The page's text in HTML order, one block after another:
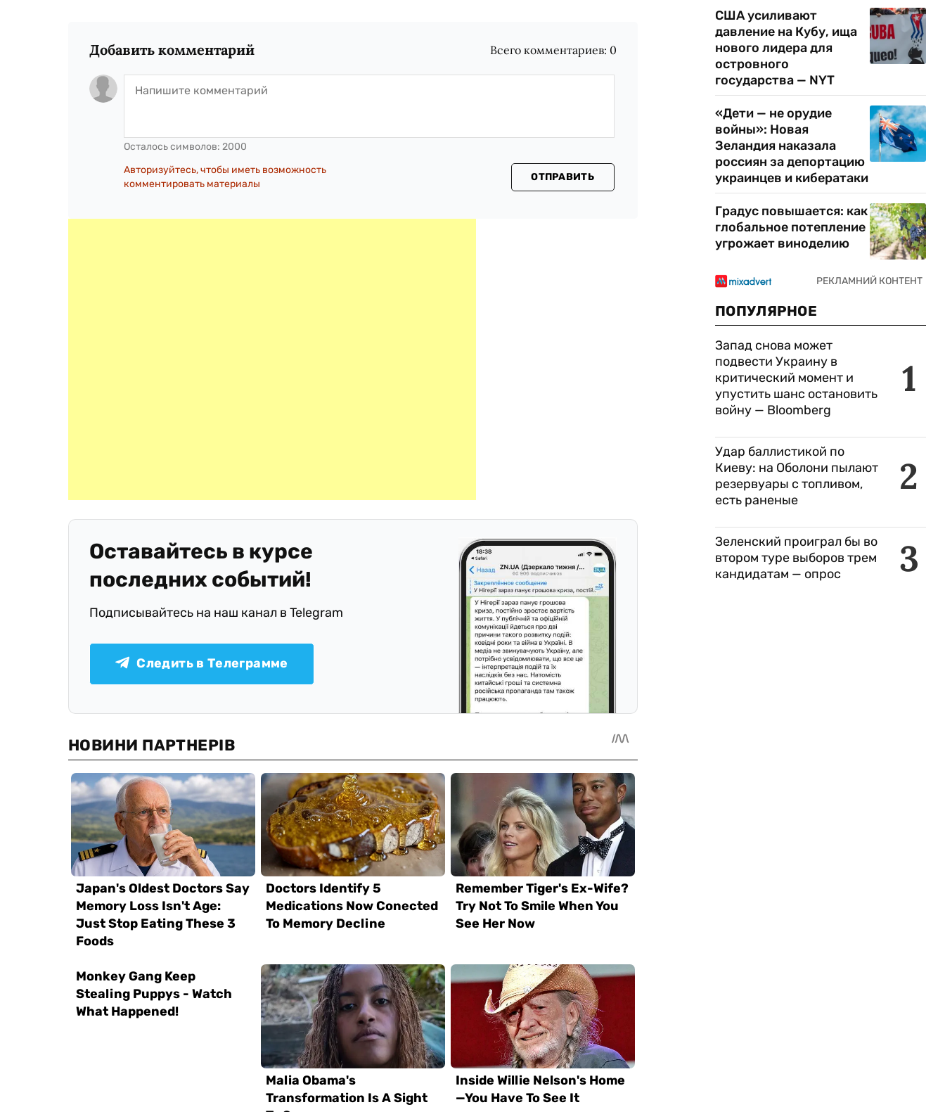
Добавить комментарий Всего комментариев: 0
Осталось символов: 2000
Авторизуйтесь, чтобы иметь возможность
комментировать материалы
ОТПРАВИТЬ
Оставайтесь в курсе
последних событий!
Подписывайтесь на наш канал в Telegram
Следить в Телеграмме
США усиливают
давление на Кубу, ища
нового лидера для
островного
государства — NYT
«Дети — не орудие
войны»: Новая
Зеландия наказала
россиян за депортацию
украинцев и кибератаки
Градус повышается: как
глобальное потепление
угрожает виноделию
ПОПУЛЯРНОЕ
1
Запад снова может
подвести Украину в
критический момент и
упустить шанс остановить
войну — Bloomberg
2
Удар баллистикой по
Киеву: на Оболони пылают
резервуары с топливом,
есть раненые
3
Зеленский проиграл бы во
втором туре выборов трем
кандидатам — опрос